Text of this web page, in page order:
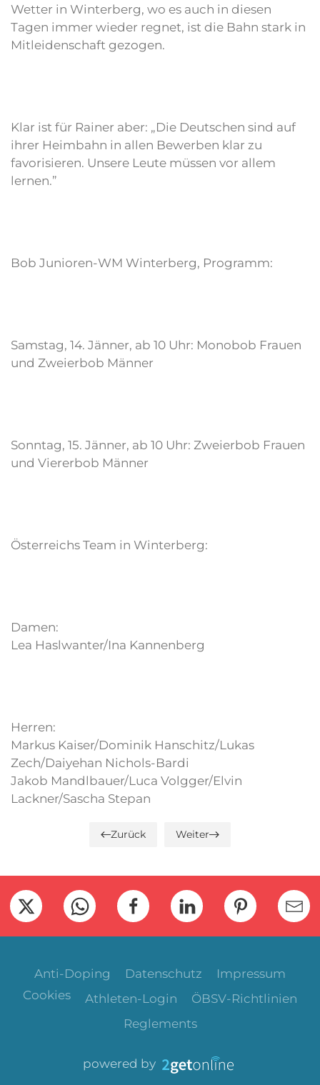
Wetter in Winterberg, wo es auch in diesen
Tagen immer wieder regnet, ist die Bahn stark in
Mitleidenschaft gezogen.
Klar ist für Rainer aber: „Die Deutschen sind auf
ihrer Heimbahn in allen Bewerben klar zu
favorisieren. Unsere Leute müssen vor allem
lernen.”
Bob Junioren-WM Winterberg, Programm:
Samstag, 14. Jänner, ab 10 Uhr: Monobob Frauen
und Zweierbob Männer
Sonntag, 15. Jänner, ab 10 Uhr: Zweierbob Frauen
und Viererbob Männer
Österreichs Team in Winterberg:
Damen:
Lea Haslwanter/Ina Kannenberg
Herren:
Markus Kaiser/Dominik Hanschitz/Lukas
Zech/Daiyehan Nichols-Bardi
Jakob Mandlbauer/Luca Volgger/Elvin
Lackner/Sascha Stepan
Zurück Weiter
Anti-Doping Datenschutz
Impressum
Cookies
Athleten-Login
ÖBSV-Richtlinien
Reglements
powered by